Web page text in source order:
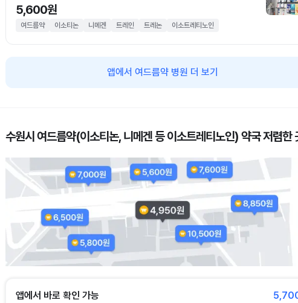
5,600원
여드름약 이소티논 니메겐 트레인 트레논 이소트레티노인
앱에서 여드름약 병원 더 보기
수원시 여드름약(이소티논, 니메겐 등 이소트레티노인) 약국 저렴한
앱에서 바로 확인 가능